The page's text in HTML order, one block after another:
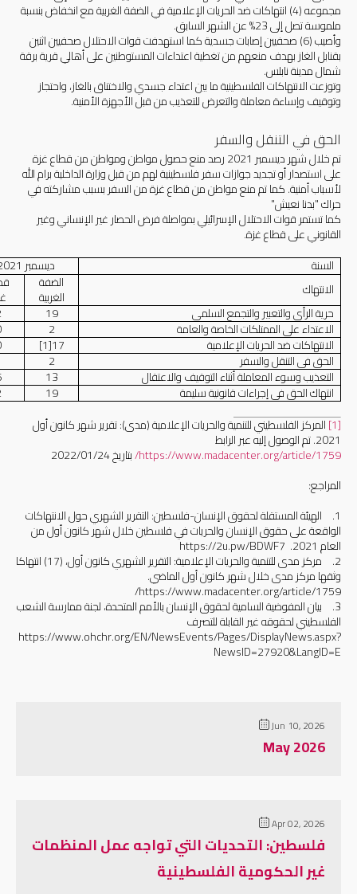
Jun 10, 2026
May 2026
Apr 02, 2026
فلسطين: التحديات التي تواجه عمل المنظمات
غير الحكومية الفلسطينية
مجموعه (4) انتهاكات ضد الحريات الإعلامية في الضفة الغربية مع انخفاض بنسبة
ملموسة تصل إلى 23% عن الشهر السابق.
وأصيب (6) صحفيين إصابات جسدية كما استهدفت قوات الاحتلال صحفيين اثنين
بقنابل الغاز بهدف منعهم من تغطية اعتداءات المستوطنين على أهالي قرية برقة
شمال مدينة نابلس.
وتوزعت الانتهاكات الفلسطينية ما بين اعتداء جسدي والاختناق بالغاز، واحتجاز
وتوقيف وإساءة معاملة والتعرض للتعذيب من قبل الأجهزة الأمنية.
الحق في التنقل والسفر
تم خلال شهر ديسمبر 2021 رصد منع حصول مواطن ومواطن من قطاع غزة
على استصدار أو تجديد جوازات سفر فلسطينية لهم من قبل وزارة الداخلية برام الله
لأسباب أمنية. كما تم منع مواطن من قطاع غزة من السفر بسبب مشاركته في
حراك "بدنا نعيش"
كما تستمر قوات الاحتلال الإسرائيلي بمواصلة فرض الحصار غير الإنساني وغير
القانوني على قطاع غزة.
السنة
ديسمبر 2021
الانتهاك
الضفة
الغربية
حرية الرأي والتعبير والتجمع السلمي 19
الاعتداء على الممتلكات الخاصة والعامة 2
الانتهاكات ضد الحريات الإعلامية [1]17
الحق في التنقل والسفر 2
التعذيب وسوء المعاملة أثناء التوقيف والاعتقال 13
انتهاك الحق في إجراءات قانونية سليمة 19
[1]المركز الفلسطيني للتنمية والحريات الإعلامية (مدى): تقرير شهر كانون أول
2021. تم الوصول إليه عبر الرابط
https://www.madacenter.org/article/1759
/بتاريخ ‏24‏/01‏/2022
المراجع:
1.
الهيئة المستقلة لحقوق الإنسان-فلسطين: التقرير الشهري حول الانتهاكات
الواقعة على حقوق الإنسان والحريات في فلسطين خلال شهر كانون أول من
العام 2021. https://2u.pw/BDWF7
2. مركز مدى للتنمية والحريات الإعلامية: التقرير الشهري كانون أول، (17) انتهاكا
وثقها مركز مدى خلال شهر كانون أول الماضي.
https://www.madacenter.org/article/1759/
3. بيان المفوضية السامية لحقوق الإنسان بالأمم المتحدة، لجنة ممارسة الشعب
الفلسطيني لحقوقه غير القابلة للتصرف
https://www.ohchr.org/EN/NewsEvents/Pages/DisplayNews.aspx?
NewsID=27920&LangID=E